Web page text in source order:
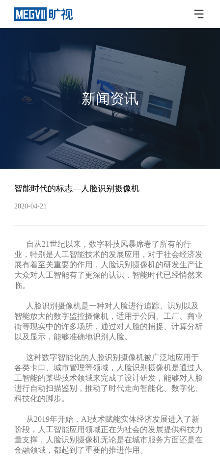
新闻资讯
智能时代的标志—人脸识别摄像机
2020-04-21
自从21世纪以来，数字科技风暴席卷了所有的行
业，特别是人工智能技术的发展应用，对于社会经济发
展有着至关重要的作用，人脸识别摄像机的研发生产让
大众对人工智能有了更深的认识，智能时代已经悄然来
临。
人脸识别摄像机是一种对人脸进行追踪、识别以及
智能放大的数字监控摄像机，适用于公园、工厂、商业
街等现实中的许多场所，通过对人脸的捕捉、计算分析
以及显示，能够准确地识别人脸。
这种数字智能化的人脸识别摄像机被广泛地应用于
各类卡口、城市管理等领域，人脸识别摄像机是通过人
工智能的某些技术领域来完成了设计研发，能够对人脸
进行自动扫描鉴别，推动了时代走向智能化、数字化、
科技化的脚步。
从2019年开始，AI技术赋能实体经济发展进入了新
阶段，人工智能应用领域正在为社会的发展提供科技力
量支撑，人脸识别摄像机无论是在城市服务方面还是在
金融领域，都起到了重要的推进作用。